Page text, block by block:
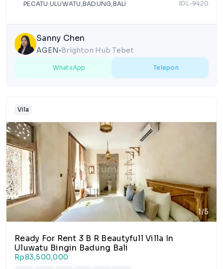
PECATU ULUWATU,BADUNG,BALI IDL-9420
Sanny Chen
AGEN lens Brighton Hub Tebet
WhatsApp Telepon
Vila
1/5
Ready For Rent 3 B R Beautyfull Villa In
Uluwatu Bingin Badung Bali
Rp83,500,000